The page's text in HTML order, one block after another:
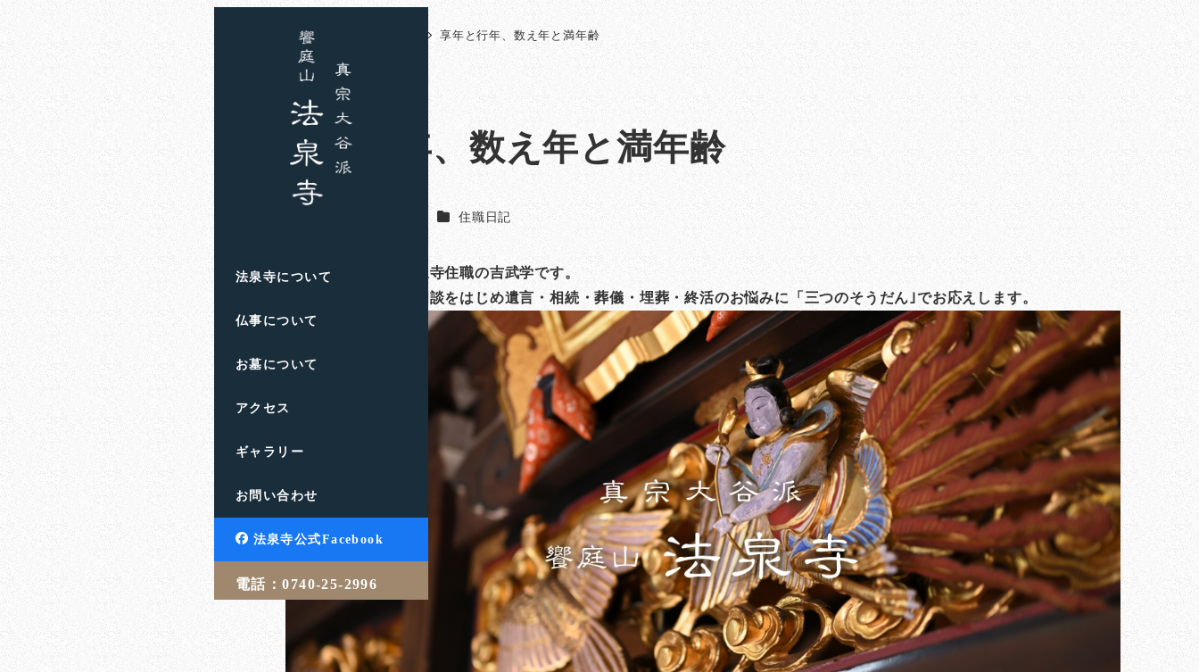
法泉寺について
仏事について
お墓について
アクセス
ギャラリー
お問い合わせ
法泉寺公式Facebook
電話：0740-25-2996
お知らせ 享年と行年、数え年と満年齢
享年と行年、数え年と満年齢
カテゴリー
住職日記
滋賀県高島市の饗庭山法泉寺住職の吉武学です。
人生のお悩みや終活のご相談をはじめ遺言・相続・葬儀・埋葬・終活のお悩みに「三つのそうだん｣でお応えします。